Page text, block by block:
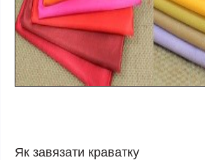
Як завязати краватку